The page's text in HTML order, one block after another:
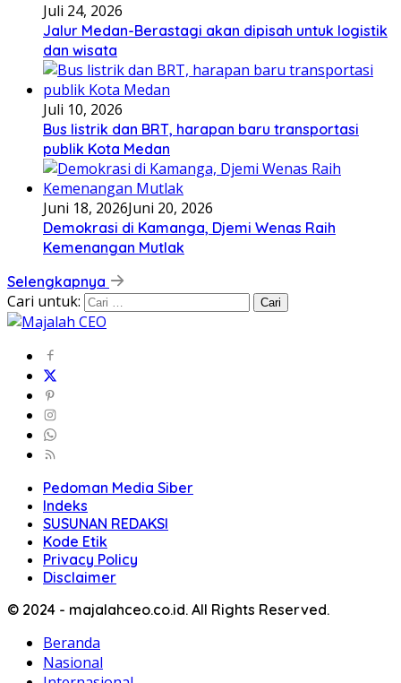
Juli 24, 2026
Jalur Medan-Berastagi akan dipisah untuk logistik
dan wisata
Juli 10, 2026
Bus listrik dan BRT, harapan baru transportasi
publik Kota Medan
Juni 18, 2026Juni 20, 2026
Demokrasi di Kamanga, Djemi Wenas Raih
Kemenangan Mutlak
Selengkapnya
Cari untuk:
Pedoman Media Siber
Indeks
SUSUNAN REDAKSI
Kode Etik
Privacy Policy
Disclaimer
© 2024 - majalahceo.co.id. All Rights Reserved.
Beranda
Nasional